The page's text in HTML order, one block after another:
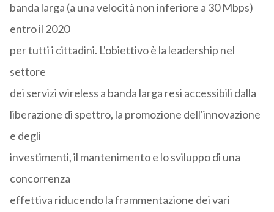
banda larga (a una velocità non inferiore a 30 Mbps)
entro il 2020
per tutti i cittadini. L'obiettivo è la leadership nel
settore
dei servizi wireless a banda larga resi accessibili dalla
liberazione di spettro, la promozione dell'innovazione
e degli
investimenti, il mantenimento e lo sviluppo di una
concorrenza
effettiva riducendo la frammentazione dei vari